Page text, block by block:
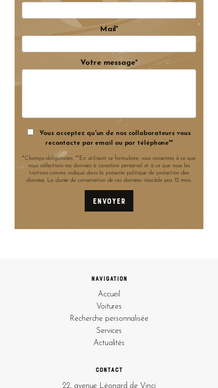
Mail*
Votre message*
Vous acceptez qu'un de nos collaborateurs vous
recontacte par email ou par téléphone**
*Champs obligatoires. **En utilisant ce formulaire, vous consentez à ce que
nous collections vos données à caractère personnel et à ce que nous les
traitions comme indiqué dans la présente politique de protection des
données. La durée de conservation de ces données n'excède pas 12 mois.
Navigation
Accueil
Voitures
Recherche personnalisée
Services
Actualités
Contact
22, avenue Léonard de Vinci